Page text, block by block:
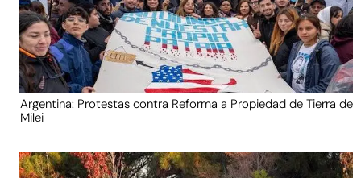
Argentina: Protestas contra Reforma a Propiedad de Tierra de
Milei